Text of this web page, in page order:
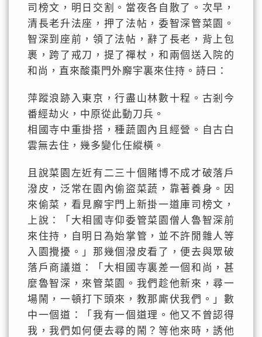
司榜文，明日交割。當夜各自散了。次早，
清長老升法座，押了法帖，委智深管菜園。
智深到座前，領了法帖，辭了長老，背上包
裹，跨了戒刀，提了禪杖，和兩個送入院的
和尚，直來酸棗門外廨宇裏來住持。詩曰：
萍蹤浪跡入東京，行盡山林數十程。古剎今
番經劫火，中原從此動刀兵。
相國寺中重掛搭，種蔬園內且經營。自古白
雲無去住，幾多變化任縱橫。
且說菜園左近有二三十個賭博不成才破落戶
潑皮，泛常在園內偷盜菜蔬，靠著養身。因
來偷菜，看見廨宇門上新掛一道庫司榜文，
上說：「大相國寺仰委管菜園僧人魯智深前
來住持，自明日為始掌管，並不許閒雜人等
入園攪擾。」那幾個潑皮看了，便去與眾破
落戶商議道：「大相國寺裏差一個和尚，甚
麼魯智深，來管菜園。我們趁他新來，尋一
場鬧，一頓打下頭來，教那廝伏我們。」數
中一個道：「我有一個道理。他又不曾認得
我，我們如何便去尋的鬧？等他來時，誘他